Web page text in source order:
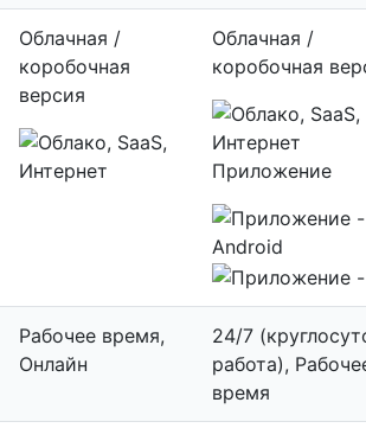
Облачная /
коробочная
версия
Облачная /
коробочная
Приложение
Рабочее время,
Онлайн
24/7
работа),
время